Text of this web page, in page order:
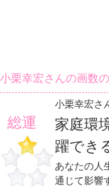
小栗幸宏さんの画数
総運
小栗幸宏さ
家庭環
躍でき
あなたの人
通じて影響